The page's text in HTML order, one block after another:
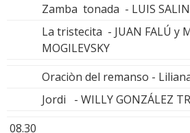
Zamba tonada - LUIS
La tristecita - JUAN FALÚ y
MOGILEVSKY
Oraciòn del remanso -
Jordi - WILLY GONZÁLEZ
08.30